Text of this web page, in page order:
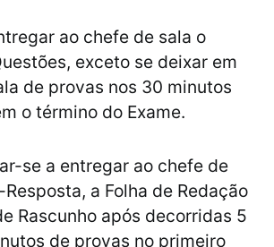
ao chefe de sala o
exceto se deixar em
de provas nos 30 minutos
o término do Exame.
se a entregar ao chefe de
a Folha de Redação
Rascunho após decorridas 5
de provas no primeiro